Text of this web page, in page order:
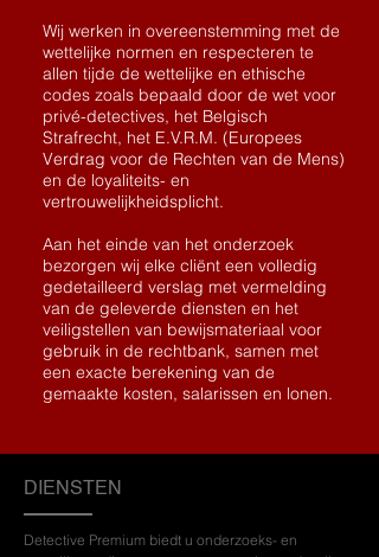
Wij werken in overeenstemming met de
wettelijke normen en respecteren te
allen tijde de wettelijke en ethische
codes zoals bepaald door de wet voor
privé-detectives, het Belgisch
Strafrecht, het E.V.R.M. (Europees
Verdrag voor de Rechten van de Mens)
en de loyaliteits- en
vertrouwelijkheidsplicht.
Aan het einde van het onderzoek
bezorgen wij elke cliënt een volledig
gedetailleerd verslag met vermelding
van de geleverde diensten en het
veiligstellen van bewijsmateriaal voor
gebruik in de rechtbank, samen met
een exacte berekening van de
gemaakte kosten, salarissen en lonen.
DIENSTEN
Detective Premium biedt u onderzoeks- en